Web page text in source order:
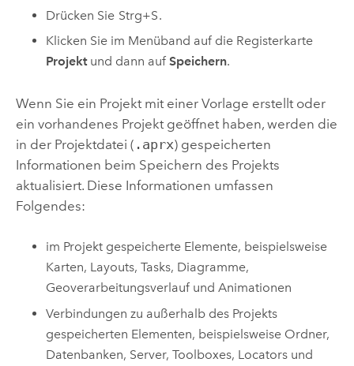
Drücken Sie Strg+S.
Klicken Sie im Menüband auf die Registerkarte
Projektund dann aufSpeichern.
Wenn Sie ein Projekt mit einer Vorlage erstellt oder
ein vorhandenes Projekt geöffnet haben, werden die
in der Projektdatei ( .aprx) gespeicherten
Informationen beim Speichern des Projekts
aktualisiert. Diese Informationen umfassen
Folgendes:
im Projekt gespeicherte Elemente, beispielsweise
Karten, Layouts, Tasks, Diagramme,
Geoverarbeitungsverlauf und Animationen
Verbindungen zu außerhalb des Projekts
gespeicherten Elementen, beispielsweise Ordner,
Datenbanken, Server, Toolboxes, Locators und